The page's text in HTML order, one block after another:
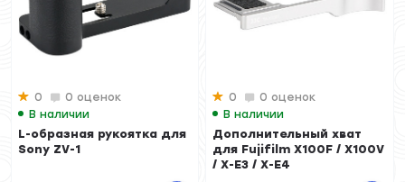
0
0 оценок
В наличии
L-образная рукоятка для
Sony ZV-1
0
0 оценок
В наличии
Дополнительный хват
для Fujifilm X100F / X100V
/ X-E3 / X-E4